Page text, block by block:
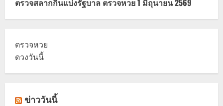
ตรวจสลากกินแบ่งรัฐบาล ตรวจหวย 1 มิถุนายน 2569
ตรวจหวย
ดวงวันนี้
ข่าววันนี้